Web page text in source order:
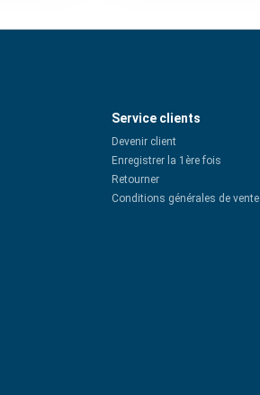
Service clients
Devenir client
Enregistrer la 1ère fois
Retourner
Conditions générales de vente